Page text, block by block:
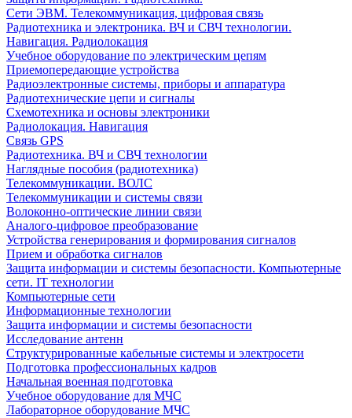
Сети ЭВМ. Телекоммуникация, цифровая связь
Радиотехника и электроника. ВЧ и СВЧ технологии.
Навигация. Радиолокация
Учебное оборудование по электрическим цепям
Приемопередающие устройства
Радиоэлектронные системы, приборы и аппаратура
Радиотехнические цепи и сигналы
Схемотехника и основы электроники
Радиолокация. Навигация
Связь GPS
Радиотехника. ВЧ и СВЧ технологии
Наглядные пособия (радиотехника)
Телекоммуникации. ВОЛС
Телекоммуникации и системы связи
Волоконно-оптические линии связи
Аналого-цифровое преобразование
Устройства генерирования и формирования сигналов
Прием и обработка сигналов
Защита информации и системы безопасности. Компьютерные
сети. IT технологии
Компьютерные сети
Информационные технологии
Защита информации и системы безопасности
Исследование антенн
Структурированные кабельные системы и электросети
Подготовка профессиональных кадров
Начальная военная подготовка
Учебное оборудование для МЧС
Лабораторное оборудование МЧС